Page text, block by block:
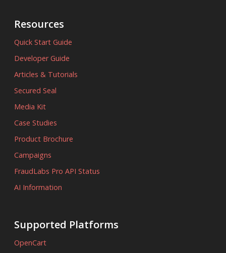
Resources
Quick Start Guide
Developer Guide
Articles & Tutorials
Secured Seal
Media Kit
Case Studies
Product Brochure
Campaigns
FraudLabs Pro API Status
AI Information
Supported Platforms
OpenCart